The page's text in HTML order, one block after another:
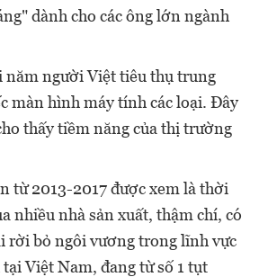
dành cho các ông lớn ngành
năm người Việt tiêu thụ trung
màn hình máy tính các loại. Đây
thấy tiềm năng của thị trường
từ 2013-2017 được xem là thời
nhiều nhà sản xuất, thậm chí, có
rời bỏ ngôi vương trong lĩnh vực
Việt Nam, đang từ số 1 tụt